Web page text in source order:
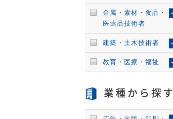
金属・素材・食品・
医薬品技術者
建築・土木技術者
教育・医療・福祉
業種から探す